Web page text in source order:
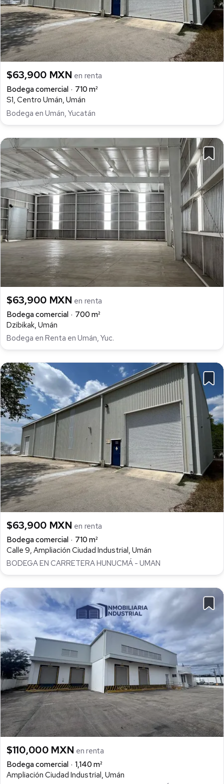
$63,900 MXN en renta
Bodega comercial
710 m²
S1, Centro Umán, Umán
Bodega en Umán, Yucatán
$63,900 MXN en renta
Bodega comercial
700 m²
Dzibikak, Umán
Bodega en Renta en Umán, Yuc.
$63,900 MXN en renta
Bodega comercial
710 m²
Calle 9, Ampliación Ciudad Industrial, Umán
BODEGA EN CARRETERA HUNUCMÁ - UMAN
$110,000 MXN en renta
Bodega comercial
1,140 m²
Ampliación Ciudad Industrial, Umán